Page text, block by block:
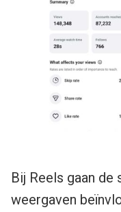
Bij Reels gaan
weergaven